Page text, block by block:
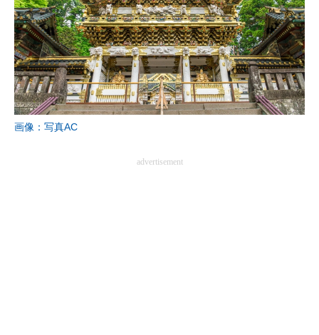
ビジネスと働き方のヒント
AI活用のいまが分かる
企業ITのトレンドを詳説
画像：写真AC
advertisement